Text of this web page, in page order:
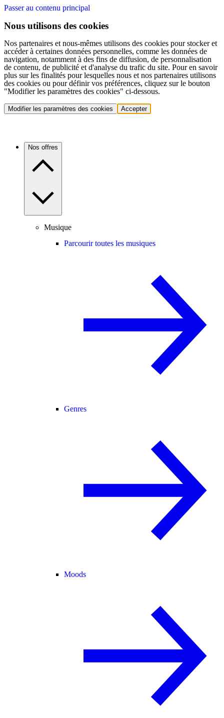
Passer au contenu principal
Nous utilisons des cookies
Nos partenaires et nous-mêmes utilisons des cookies pour stocker et
accéder à certaines données personnelles, comme les données de
navigation, notamment à des fins de diffusion, de personnalisation
de contenu, de publicité et d'analyse du trafic du site. Pour en savoir
plus sur les finalités pour lesquelles nous et nos partenaires utilisons
des cookies ou pour définir vos préférences, cliquez sur le bouton
"Modifier les paramètres des cookies" ci-dessous.
Modifier les paramètres des cookies Accepter
Nos offres
Musique
Parcourir toutes les musiques
Genres
Moods